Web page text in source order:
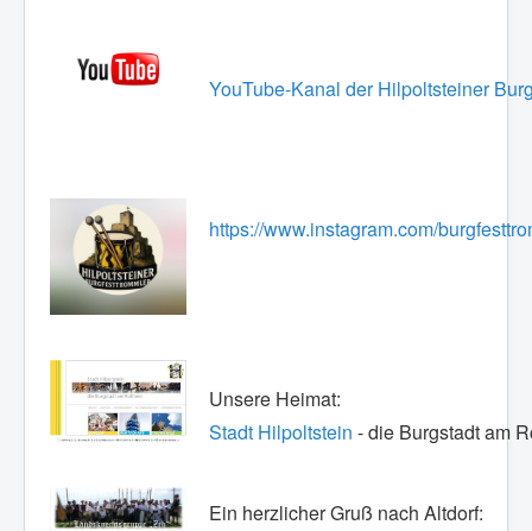
YouTube-Kanal der Hilpoltsteiner
https://www.instagram.com/
Unsere Heimat:
Stadt Hilpoltstein - die Burgstadt am
Ein herzlicher Gruß nach Altdorf: